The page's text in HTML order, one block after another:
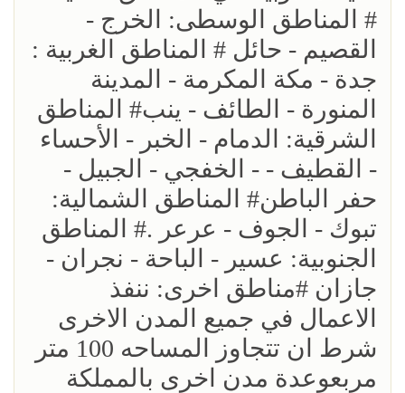
# المناطق الوسطى: الخرج -
القصيم - حائل # المناطق الغربية :
جدة - مكة المكرمة - المدينة
المنورة - الطائف - ينب# المناطق
الشرقية: الدمام - الخبر - الأحساء
- القطيف - - الخفجي - الجبيل -
حفر الباطن# المناطق الشمالية:
تبوك - الجوف - عرعر .# المناطق
الجنوبية: عسير - الباحة - نجران -
جازان #مناطق اخرى: ننفذ
الاعمال في جميع المدن الاخرى
شرط ان تتجاوز المساحه 100 متر
مربعوعدة مدن اخرى بالمملكة